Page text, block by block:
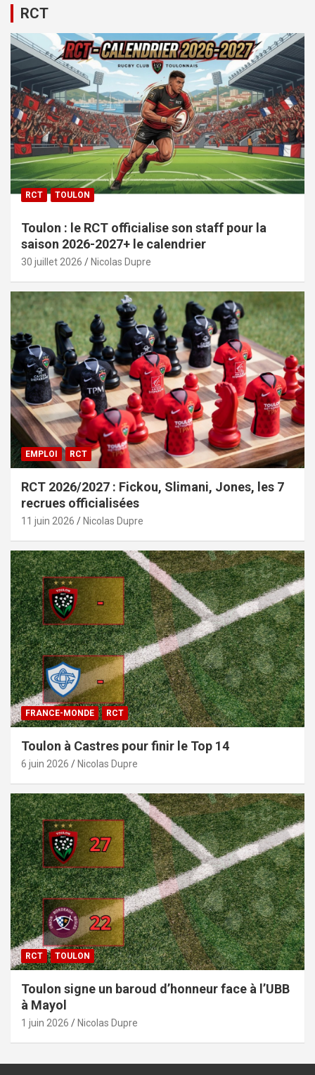
RCT
RCT TOULON
Toulon : le RCT officialise son staff pour la
saison 2026-2027+ le calendrier
30 juillet 2026 Nicolas Dupre
EMPLOI RCT
RCT 2026/2027 : Fickou, Slimani, Jones, les 7
recrues officialisées
11 juin 2026 Nicolas Dupre
FRANCE-MONDE RCT
Toulon à Castres pour finir le Top 14
6 juin 2026 Nicolas Dupre
RCT TOULON
Toulon signe un baroud d’honneur face à l’UBB
à Mayol
1 juin 2026 Nicolas Dupre